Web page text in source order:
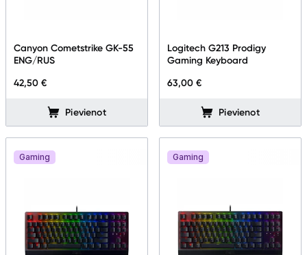
Canyon Cometstrike GK-55
ENG/RUS
42,50 €
Pievienot
Logitech G213 Prodigy
Gaming Keyboard
63,00 €
Pievienot
Gaming Gaming